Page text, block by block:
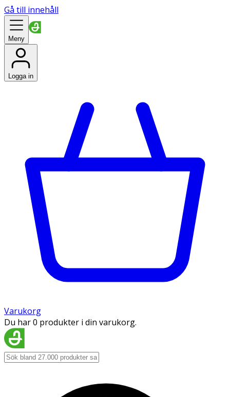
Gå till innehåll
Meny
Logga in
Varukorg
Du har 0 produkter i din varukorg.